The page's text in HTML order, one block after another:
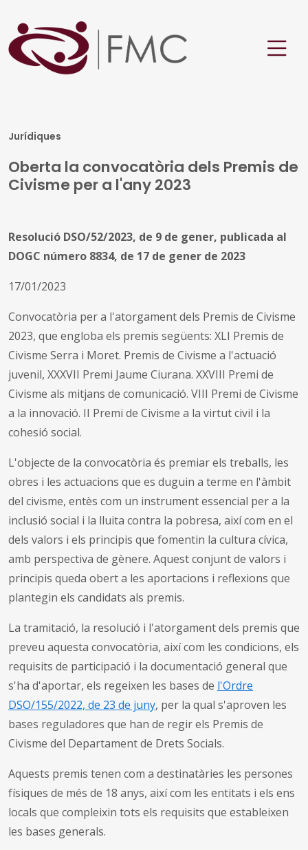
Jurídiques
Oberta la convocatòria dels Premis de
Civisme per a l'any 2023
Resolució DSO/52/2023, de 9 de gener, publicada al
DOGC número 8834, de 17 de gener de 2023
17/01/2023
Convocatòria per a l'atorgament dels Premis de Civisme
2023, que engloba els premis següents: XLI Premis de
Civisme Serra i Moret. Premis de Civisme a l'actuació
juvenil, XXXVII Premi Jaume Ciurana. XXVIII Premi de
Civisme als mitjans de comunicació. VIII Premi de Civisme
a la innovació. II Premi de Civisme a la virtut civil i la
cohesió social.
L'objecte de la convocatòria és premiar els treballs, les
obres i les actuacions que es duguin a terme en l'àmbit
del civisme, entès com un instrument essencial per a la
inclusió social i la lluita contra la pobresa, així com en el
dels valors i els principis que fomentin la cultura cívica,
amb perspectiva de gènere. Aquest conjunt de valors i
principis queda obert a les aportacions i reflexions que
plantegin els candidats als premis.
La tramitació, la resolució i l'atorgament dels premis que
preveu aquesta convocatòria, així com les condicions, els
requisits de participació i la documentació general que
s'ha d'aportar, els regeixen les bases de l'Ordre
DSO/155/2022, de 23 de juny, per la qual s'aproven les
bases reguladores que han de regir els Premis de
Civisme del Departament de Drets Socials.
Aquests premis tenen com a destinatàries les persones
físiques de més de 18 anys, així com les entitats i els ens
locals que compleixin tots els requisits que estableixen
les bases generals.